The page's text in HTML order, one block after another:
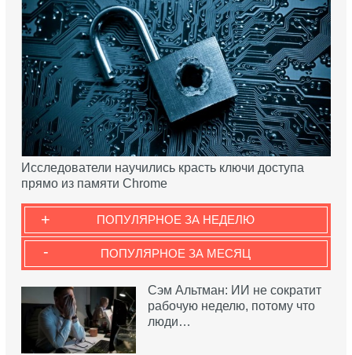
Исследователи научились красть ключи доступа
прямо из памяти Chrome
ПОПУЛЯРНОЕ ЗА НЕДЕЛЮ
+
ПОПУЛЯРНОЕ ЗА МЕСЯЦ
-
Сэм Альтман: ИИ не сократит
рабочую неделю, потому что
люди…